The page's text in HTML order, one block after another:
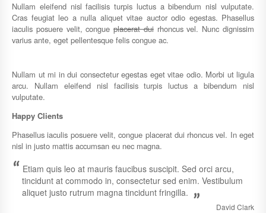
Nullam eleifend nisl facilisis turpis luctus a bibendum nisl vulputate.
Cras feugiat leo a nulla aliquet vitae auctor odio egestas. Phasellus
iaculis posuere velit, congueplacerat duirhoncus vel. Nunc dignissim
varius ante, eget pellentesque felis congue ac.
Nullam ut mi in dui consectetur egestas eget vitae odio. Morbi ut ligula
arcu. Nullam eleifend nisl facilisis turpis luctus a bibendum nisl
vulputate.
Happy Clients
Phasellus iaculis posuere velit, congue placerat dui rhoncus vel. In eget
nisl in justo mattis accumsan eu nec magna.
“ Etiam quis leo at mauris faucibus suscipit. Sed orci arcu,
tincidunt at commodo in, consectetur sed enim. Vestibulum
aliquet justo rutrum magna tincidunt fringilla. ” David Clark